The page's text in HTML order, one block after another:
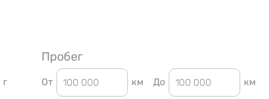
г
Пробег
От км До км